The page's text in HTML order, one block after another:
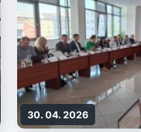
30. 04. 2026